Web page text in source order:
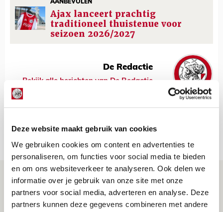
Deze website maakt gebruik van cookies
We gebruiken cookies om content en advertenties te
personaliseren, om functies voor social media te bieden
en om ons websiteverkeer te analyseren. Ook delen we
informatie over je gebruik van onze site met onze
partners voor social media, adverteren en analyse. Deze
partners kunnen deze gegevens combineren met andere
AANBEVOLEN
Ajax lanceert prachtig
traditioneel thuistenue voor
seizoen 2026/2027
De Redactie
Bekijk alle berichten van De Redactie
Brandt: ‘Ajax en Cruijff bleven door
mijn hoofd spoken’
07 AUGUSTUS 2026 - 20:02